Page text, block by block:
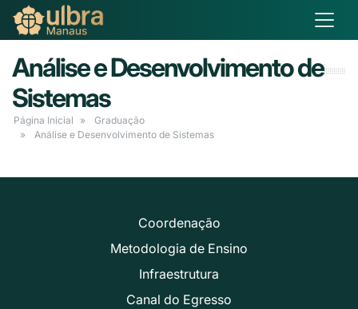
Análise e Desenvolvimento de
Sistemas
Página Inicial
Graduação
Análise e Desenvolvimento de Sistemas
Coordenação
Metodologia de Ensino
Infraestrutura
Canal do Egresso